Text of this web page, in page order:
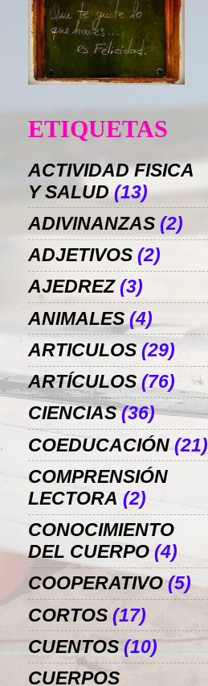
ETIQUETAS
ACTIVIDAD FISICA
Y SALUD (13)
ADIVINANZAS (2)
ADJETIVOS (2)
AJEDREZ (3)
ANIMALES (4)
ARTICULOS (29)
ARTÍCULOS (76)
CIENCIAS (36)
COEDUCACIÓN (21)
COMPRENSIÓN
LECTORA (2)
CONOCIMIENTO
DEL CUERPO (4)
COOPERATIVO (5)
CORTOS (17)
CUENTOS (10)
CUERPOS